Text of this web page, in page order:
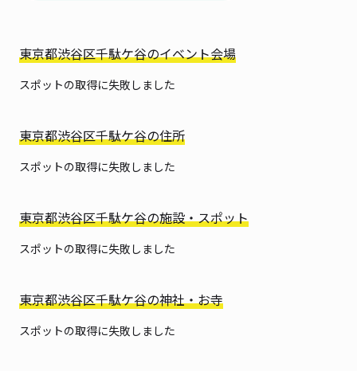
東京都渋谷区千駄ケ谷のイベント会場
スポットの取得に失敗しました
東京都渋谷区千駄ケ谷の住所
スポットの取得に失敗しました
東京都渋谷区千駄ケ谷の施設・スポット
スポットの取得に失敗しました
東京都渋谷区千駄ケ谷の神社・お寺
スポットの取得に失敗しました